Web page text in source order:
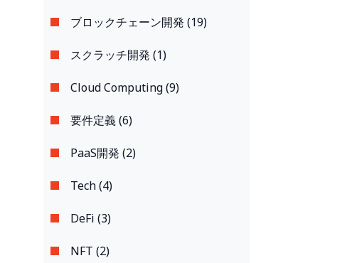
ブロックチェーン開発 (19)
スクラッチ開発 (1)
Cloud Computing (9)
要件定義 (6)
PaaS開発 (2)
Tech (4)
DeFi (3)
NFT (2)